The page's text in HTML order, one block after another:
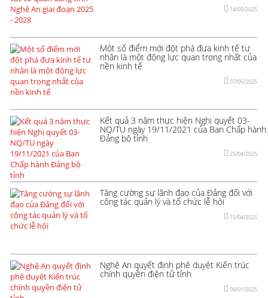
14/05/2025
Một số điểm mới đột phá đưa kinh tế tư
nhân là một động lực quan trọng nhất của
nền kinh tế
07/05/2025
Kết quả 3 năm thực hiện Nghị quyết 03-
NQ/TU ngày 19/11/2021 của Ban Chấp hành
Đảng bộ tỉnh
25/04/2025
Tăng cường sự lãnh đạo của Đảng đối với
công tác quản lý và tổ chức lễ hội
15/04/2025
Nghệ An quyết định phê duyệt Kiến trúc
chính quyền điện tử tỉnh
08/01/2025